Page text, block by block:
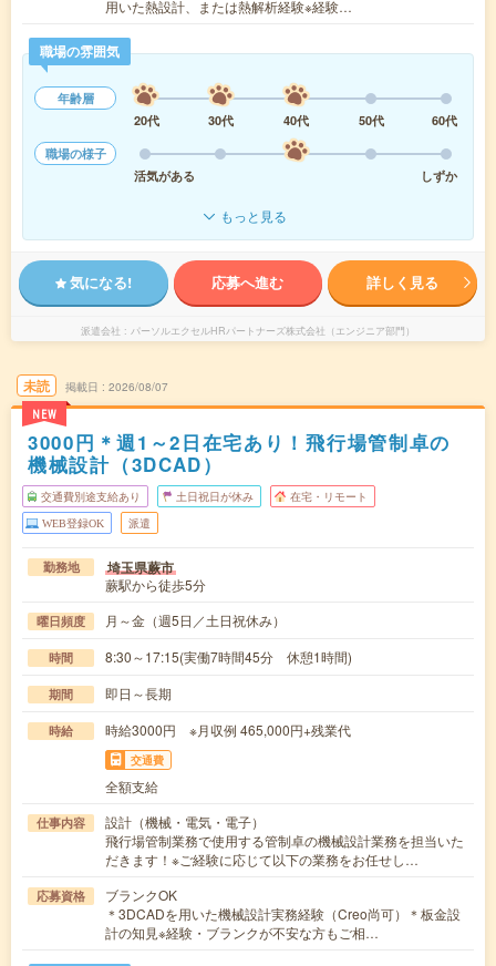
用いた熱設計、または熱解析経験※経験…
職場の雰囲気
年齢層
20代
30代 40代 50代
60代
職場の様子
活気がある
しずか
もっと見る
気になる! 応募へ進む 詳しく見る
派遣会社 パーソルエクセルHRパートナーズ株式会社（エンジニア部門）
未読
NEW
掲載日 2026/08/07
3000円＊週1～2日在宅あり！飛行場管制卓の
機械設計（3DCAD）
交通費別途支給あり 土日祝日が休み 在宅・リモート
WEB登録OK 派遣
勤務地 埼玉県蕨市
蕨駅から徒歩5分
曜日頻度 月～金（週5日／土日祝休み）
時間 8:30～17:15(実働7時間45分 休憩1時間)
期間 即日～長期
時給 時給3000円 ※月収例 465,000円+残業代
交通費
全額支給
仕事内容
設計（機械・電気・電子）
飛行場管制業務で使用する管制卓の機械設計業務を担当いた
だきます！※ご経験に応じて以下の業務をお任せし…
応募資格
ブランクOK
＊3DCADを用いた機械設計実務経験（Creo尚可）＊板金設
計の知見※経験・ブランクが不安な方もご相…